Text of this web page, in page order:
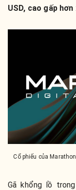
USD, cao gấp
Cổ phiếu của
Gã khổng lồ